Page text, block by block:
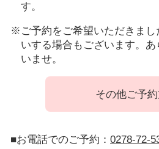
す。
※ご予約をご希望いただきまし
いする場合もございます。
いませ。
その他ご予
■お電話でのご予約：0278-72-